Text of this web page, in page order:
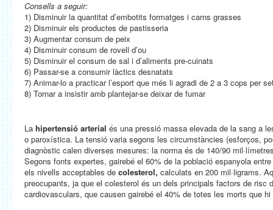
Consells a seguir:
1) Disminuir la quantitat d’embotits formatges i carns grasses
2) Disminuir els productes de pastisseria
3) Augmentar consum de peix
4) Disminuir consum de rovell d’ou
5) Disminuir el consum de sal i d’aliments pre-cuinats
6) Passar-se a consumir làctics desnatats
7) Animar-lo a practicar l’esport que més li agradi de 2 a 3 cops per
8) Tornar a insistir amb plantejar-se deixar de fumar
La hipertensió arterial és una pressió massa elevada de la sang a
o paroxística. La tensió varia segons les circumstàncies (esforços,
diagnòstic calen diverses mesures: la norma és de 140/90
Segons fonts expertes, gairebé el 60% de la població espanyola
els nivells acceptables de colesterol, calculats en 200 mil·ligrams.
preocupants, ja que el colesterol és un dels principals factors de risc
cardiovasculars, que causen gairebé el 40% de totes les morts que